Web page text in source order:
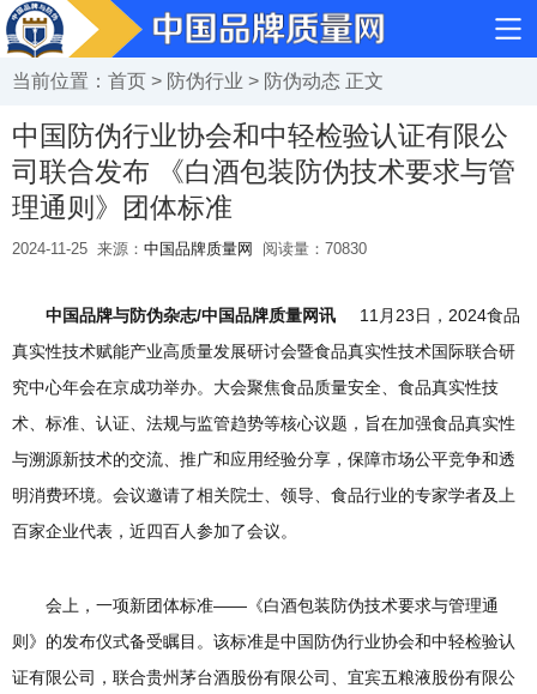
当前位置： 首页 > 防伪行业 > 防伪动态 正文
中国防伪行业协会和中轻检验认证有限公
司联合发布 《白酒包装防伪技术要求与管
理通则》团体标准
2024-11-25 来源： 中国品牌质量网 阅读量： 70830
中国品牌与防伪杂志/中国品牌质量网讯
11月23日，2024食品
真实性技术赋能产业高质量发展研讨会暨食品真实性技术国际联合研
究中心年会在京成功举办。大会聚焦食品质量安全、食品真实性技
术、标准、认证、法规与监管趋势等核心议题，旨在加强食品真实性
与溯源新技术的交流、推广和应用经验分享，保障市场公平竞争和透
明消费环境。会议邀请了相关院士、领导、食品行业的专家学者及上
百家企业代表，近四百人参加了会议。
会上，一项新团体标准——《白酒包装防伪技术要求与管理通
则》的发布仪式备受瞩目。该标准是中国防伪行业协会和中轻检验认
证有限公司，联合贵州茅台酒股份有限公司、宜宾五粮液股份有限公